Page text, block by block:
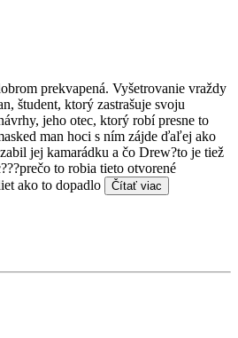
prekvapená. Vyšetrovanie vraždy
študent, ktorý zastrašuje svoju
jeho otec, ktorý robí presne to
man hoci s ním zájde ďaľej ako
jej kamarádku a čo Drew?to je tiež
to robia tieto otvorené
ako to dopadlo
Čítať viac